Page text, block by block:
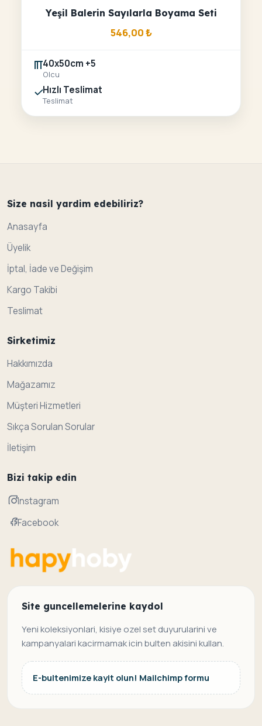
Yeşil Balerin Sayılarla Boyama Seti
546,00₺
40x50cm +5
Olcu
Hızlı Teslimat
Teslimat
Size nasil yardim edebiliriz?
Anasayfa
Üyelik
İptal, İade ve Değişim
Kargo Takibi
Teslimat
Sirketimiz
Hakkımızda
Mağazamız
Müşteri Hizmetleri
Sıkça Sorulan Sorular
İletişim
Bizi takip edin
Instagram
Facebook
Site guncellemelerine kaydol
Yeni koleksiyonlari, kisiye ozel set duyurularini ve
kampanyalari kacirmamak icin bulten akisini kullan.
E-bultenimize kayit olun! Mailchimp formu